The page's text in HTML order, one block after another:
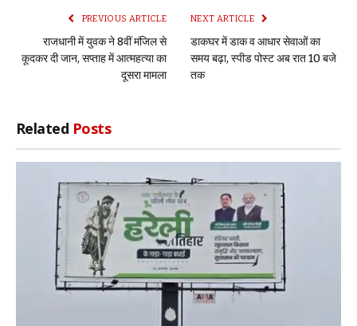
PREVIOUS ARTICLE
राजधानी में युवक ने 8वीं मंजिल से
कूदकर दी जान, सप्ताह में आत्महत्या का
दूसरा मामला
NEXT ARTICLE
डाकघर में डाक व आधार सेवाओं का
समय बढ़ा, स्पीड पोस्ट अब रात 10 बजे
तक
Related Posts